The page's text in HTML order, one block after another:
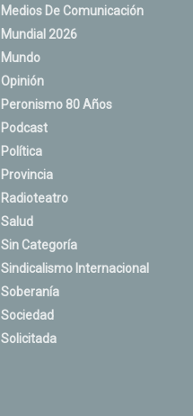
Medios De Comunicación
Mundial 2026
Mundo
Opinión
Peronismo 80 Años
Podcast
Política
Provincia
Radioteatro
Salud
Sin Categoría
Sindicalismo Internacional
Soberanía
Sociedad
Solicitada